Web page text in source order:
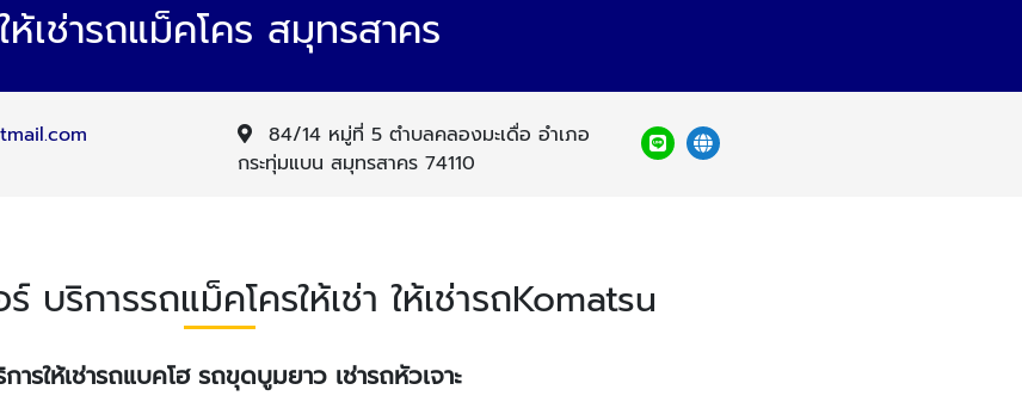
ให้เช่ารถแม็คโคร สมุทรสาคร
84/14 หมู่ที่ 5 ตำบลคลองมะเดื่อ อำเภอ
กระทุ่มแบน สมุทรสาคร 74110
บริการรถแม็คโครให้เช่า ให้เช่ารถKomatsu
ารให้เช่ารถแบคโฮ รถขุดบูมยาว เช่ารถหัวเจาะ